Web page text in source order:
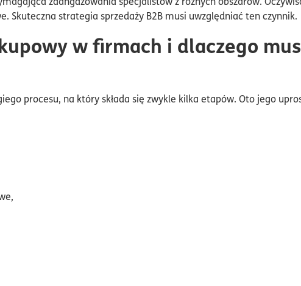
Skuteczna strategia sprzedaży B2B musi uwzględniać ten czynnik.
w firmach i dlaczego
procesu, na który składa się zwykle kilka etapów. Oto jego